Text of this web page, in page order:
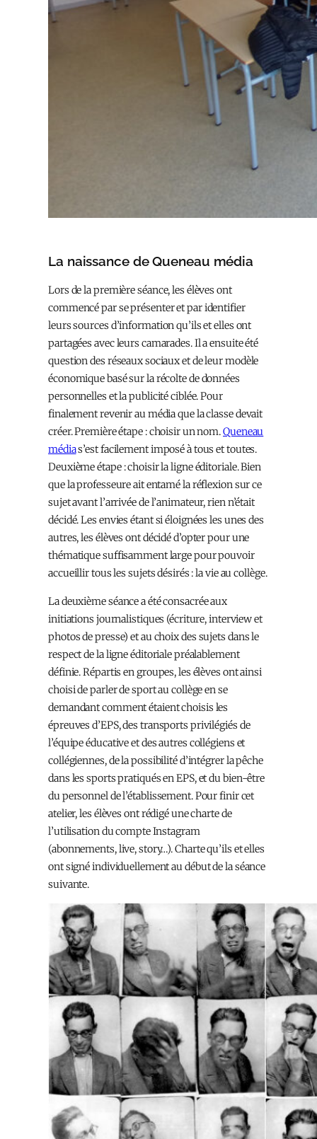
La naissance de Queneau média
Lors de la première séance, les élèves ont
commencé par se présenter et par identifier
leurs sources d’information qu’ils et elles ont
partagées avec leurs camarades. Il a ensuite été
question des réseaux sociaux et de leur modèle
économique basé sur la récolte de données
personnelles et la publicité ciblée. Pour
finalement revenir au média que la classe devait
créer. Première étape : choisir un nom.Queneau
médias’est facilement imposé à tous et toutes.
Deuxième étape : choisir la ligne éditoriale. Bien
que la professeure ait entamé la réflexion sur ce
sujet avant l’arrivée de l’animateur, rien n’était
décidé. Les envies étant si éloignées les unes des
autres, les élèves ont décidé d’opter pour une
thématique suffisamment large pour pouvoir
accueillir tous les sujets désirés : la vie au collège.
La deuxième séance a été consacrée aux
initiations journalistiques (écriture, interview et
photos de presse) et au choix des sujets dans le
respect de la ligne éditoriale préalablement
définie. Répartis en groupes, les élèves ont ainsi
choisi de parler de sport au collège en se
demandant comment étaient choisis les
épreuves d’EPS, des transports privilégiés de
l’équipe éducative et des autres collégiens et
collégiennes, de la possibilité d’intégrer la pêche
dans les sports pratiqués en EPS, et du bien-être
du personnel de l’établissement. Pour finir cet
atelier, les élèves ont rédigé une charte de
l’utilisation du compte Instagram
(abonnements, live, story…). Charte qu’ils et elles
ont signé individuellement au début de la séance
suivante.